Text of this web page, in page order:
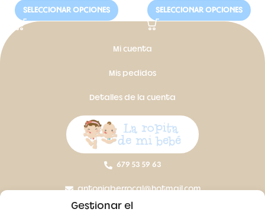
Gestionar el
SELECCIONAR OPCIONES SELECCIONAR OPCIONES
Mi cuenta
Mis pedidos
Detalles de la cuenta
679 53 59 63
antoniaberrocal@hotmail.com